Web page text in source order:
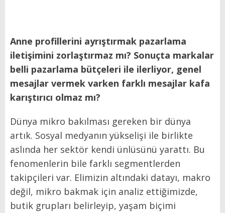
Anne profillerini ayrıştırmak pazarlama
iletişimini zorlaştırmaz mı? Sonuçta markalar
belli pazarlama bütçeleri ile ilerliyor, genel
mesajlar vermek varken farklı mesajlar kafa
karıştırıcı olmaz mı?
Dünya mikro bakılması gereken bir dünya
artık. Sosyal medyanın yükselişi ile birlikte
aslında her sektör kendi ünlüsünü yarattı. Bu
fenomenlerin bile farklı segmentlerden
takipçileri var. Elimizin altındaki datayı, makro
değil, mikro bakmak için analiz ettiğimizde,
butik grupları belirleyip, yaşam biçimi